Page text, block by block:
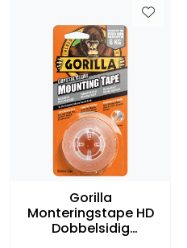
Gorilla
Monteringstape HD
Dobbelsidig